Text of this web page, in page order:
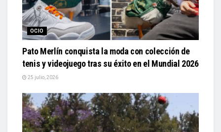
OCIO
Pato Merlín conquista la moda con colección de
tenis y videojuego tras su éxito en el Mundial 2026
25 julio, 2026